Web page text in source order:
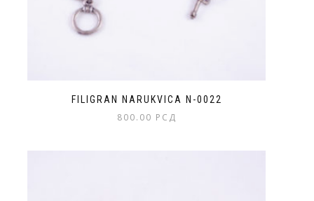
FILIGRAN NARUKVICA N-0022
800.00 РСД